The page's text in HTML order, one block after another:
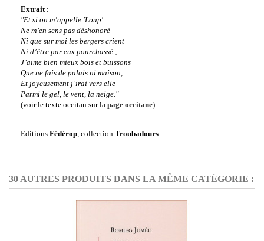
Extrait:
"Et si on m’appelle 'Loup'
Ne m’en sens pas déshonoré
Ni que sur moi les bergers crient
Ni d’être par eux pourchassé ;
J’aime bien mieux bois et buissons
Que ne fais de palais ni maison,
Et joyeusement j’irai vers elle
Parmi le gel, le vent, la neige."
(voir le texte occitan sur la page occitane)
Editions Fédérop, collection Troubadours.
30 AUTRES PRODUITS DANS LA MÊME CATÉGORIE :